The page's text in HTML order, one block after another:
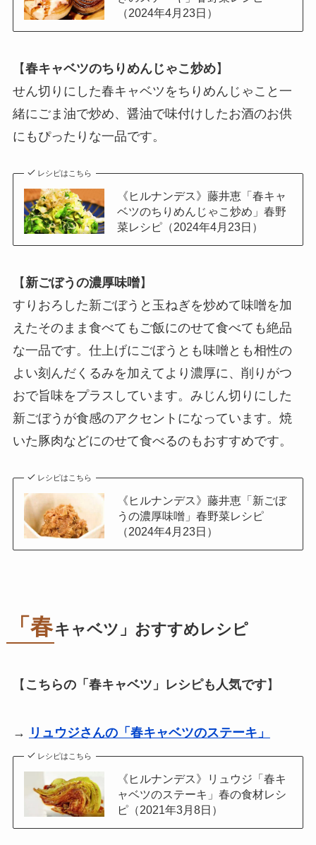
（2024年4月23日）
【春キャベツのちりめんじゃこ炒め】
せん切りにした春キャベツをちりめんじゃこと一
緒にごま油で炒め、醤油で味付けしたお酒のお供
にもぴったりな一品です。
レシピはこちら
《ヒルナンデス》藤井恵「春キャ
ベツのちりめんじゃこ炒め」春野
菜レシピ（2024年4月23日）
【 新ごぼうの濃厚味噌】
すりおろした新ごぼうと玉ねぎを炒めて味噌を加
えたそのまま食べてもご飯にのせて食べても絶品
な一品です。仕上げにごぼうとも味噌とも相性の
よい刻んだくるみを加えてより濃厚に、削りがつ
おで旨味をプラスしています。みじん切りにした
新ごぼうが食感のアクセントになっています。焼
いた豚肉などにのせて食べるのもおすすめです。
レシピはこちら
《ヒルナンデス》藤井恵「新ごぼ
うの濃厚味噌」春野菜レシピ
（2024年4月23日）
「春キャベツ」おすすめレシピ
【 こちらの「春キャベツ」レシピも人気です】
→ リュウジさんの「春キャベツのステーキ」
レシピはこちら
《ヒルナンデス》リュウジ「春キ
ャベツのステーキ」春の食材レシ
ピ（2021年3月8日）